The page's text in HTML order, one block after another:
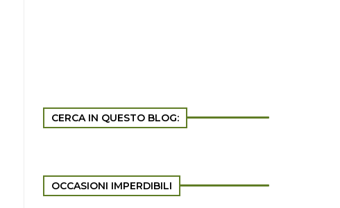
CERCA IN QUESTO BLOG:
OCCASIONI IMPERDIBILI